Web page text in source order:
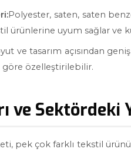
Polyester, saten, saten
ürünlerine uyum sağlar ve
ve tasarım açısından
göre özelleştirilebilir.
ve Sektördeki
pek çok farklı tekstil